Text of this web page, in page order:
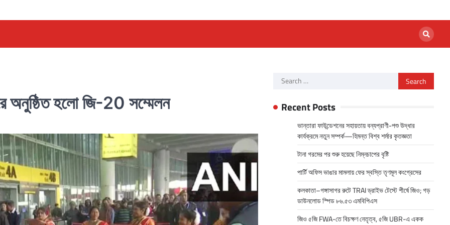
অনুষ্ঠিত হলো জি-20 সম্মেলন
Search
Recent Posts
ভান্তারা ফাউন্ডেশনের সহায়তায় বন্যপ্রাণী-পশু উদ্ধার
কার্যক্রমে নতুন সম্পর্ক—হিমন্ত বিশ্ব শর্মার কৃতজ্ঞতা
টানা গরমের পর শুরু হয়েছে নিম্নচাপের বৃষ্টি
পার্টি অফিস ভাঙার মামলায় ফের স্বস্তি তৃণমূল কংগ্রেসের
কলকাতা–গঙ্গাসাগর রুটে TRAI ড্রাইভ টেস্টে শীর্ষে জিও; গড়
ডাউনলোড স্পিড ৮৬.৫৩ এমবিপিএস
জিও ৫জি FWA-তে বিচক্ষণ নেতৃত্ব, ৫জি UBR-এ একক